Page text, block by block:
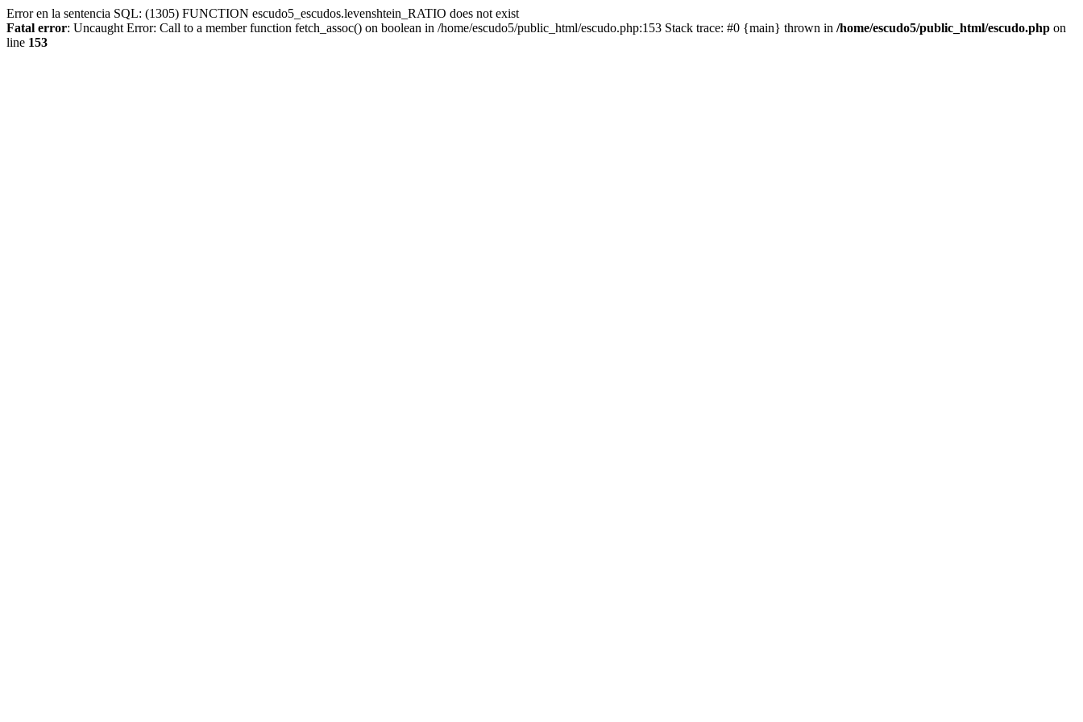
Error en la sentencia SQL: (1305) FUNCTION escudo5_escudos.levenshtein_RATIO does not exist
Fatal error: Uncaught Error: Call to a member function fetch_assoc() on boolean in /home/escudo5/public_html/escudo.php:153 Stack trace: #0 {main} thrown in /home/escudo5/public_html/escudo.php on
line 153